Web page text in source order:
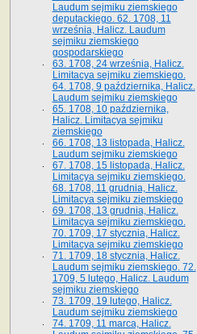
Laudum sejmiku ziemskiego
deputackiego. 62. 1708, 11
września, Halicz. Laudum
sejmiku ziemskiego
gospodarskiego
63. 1708, 24 września, Halicz.
Limitacya sejmiku ziemskiego.
64. 1708, 9 października, Halicz.
Laudum sejmiku ziemskiego
65­. 1708, 10 października,
Halicz. Limitacya sejmiku
ziemskiego
66. 1708, 13 listopada, Halicz.
Laudum sejmiku ziemskiego
67. 1708, 15 listopada, Halicz.
Limitacya sejmiku ziemskiego.
68. 1708, 11 grudnia, Halicz.
Limitacya sejmiku ziemskiego
69. 1708, 13 grudnia, Halicz.
Limitacya sejmiku ziemskiego.
70. 1709, 17 stycznia, Halicz.
Limitacya sejmiku ziemskiego
71. 1709, 18 stycznia, Halicz.
Laudum sejmiku ziemskiego. 72.
1709, 5 lutego, Halicz. Laudum
sejmiku ziemskiego
73. 1709, 19 lutego, Halicz.
Laudum sejmiku ziemskiego
74. 1709, 11 marca, Halicz.